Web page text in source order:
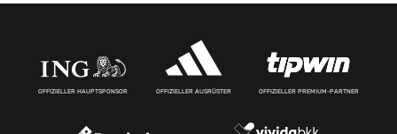
OFFIZIELLER HAUPTSPONSOR OFFIZIELLER AUSRÜSTER OFFIZIELLER PREMIUM-PARTNER